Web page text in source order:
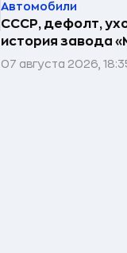
Автомобили
СССР, дефолт,
история завода
07 августа 2026,